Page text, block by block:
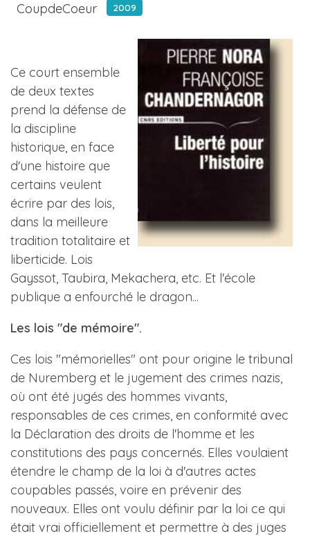
CoupdeCoeur 2009
Ce court ensemble
de deux textes
prend la défense de
la discipline
historique, en face
d'une histoire que
certains veulent
écrire par des lois,
dans la meilleure
tradition totalitaire et
liberticide. Lois
Gayssot, Taubira, Mekachera, etc. Et l'école
publique a enfourché le dragon...
Les lois "de mémoire".
Ces lois "mémorielles" ont pour origine le tribunal
de Nuremberg et le jugement des crimes nazis,
où ont été jugés des hommes vivants,
responsables de ces crimes, en conformité avec
la Déclaration des droits de l'homme et les
constitutions des pays concernés. Elles voulaient
étendre le champ de la loi à d'autres actes
coupables passés, voire en prévenir des
nouveaux. Elles ont voulu définir par la loi ce qui
était vrai officiellement et permettre à des juges